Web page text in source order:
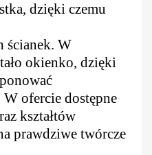
dzięki czemu
ścianek. W
okienko, dzięki
ofercie dostępne
kształtów
prawdziwe twórcze